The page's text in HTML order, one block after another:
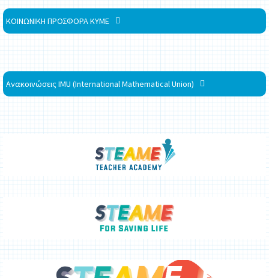
ΚΟΙΝΩΝΙΚΗ ΠΡΟΣΦΟΡΑ ΚΥΜΕ
Ανακοινώσεις IMU (International Mathematical Union)